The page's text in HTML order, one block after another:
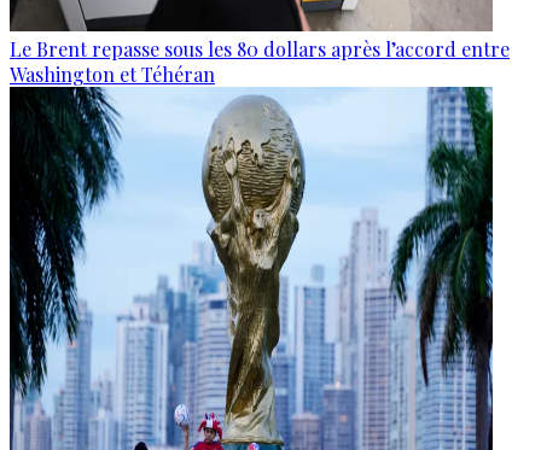
Le Brent repasse sous les 80 dollars après l’accord entre
Washington et Téhéran